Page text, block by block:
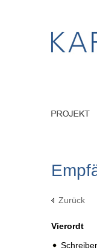
Zurück
Vierordt